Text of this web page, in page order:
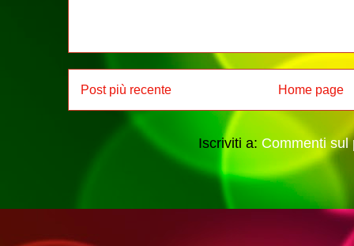
Post più recente Home page
Iscriviti a: Commenti sul